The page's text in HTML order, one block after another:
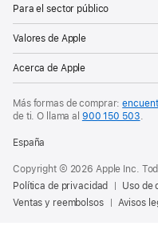
Para el sector público
Valores de Apple
Acerca de Apple
Más formas de comprar:
de ti.O llama al 900 150 503.
España
Copyright © 2026 Apple Inc.
Política de privacidad
Uso de
Ventas y reembolsos
Avisos